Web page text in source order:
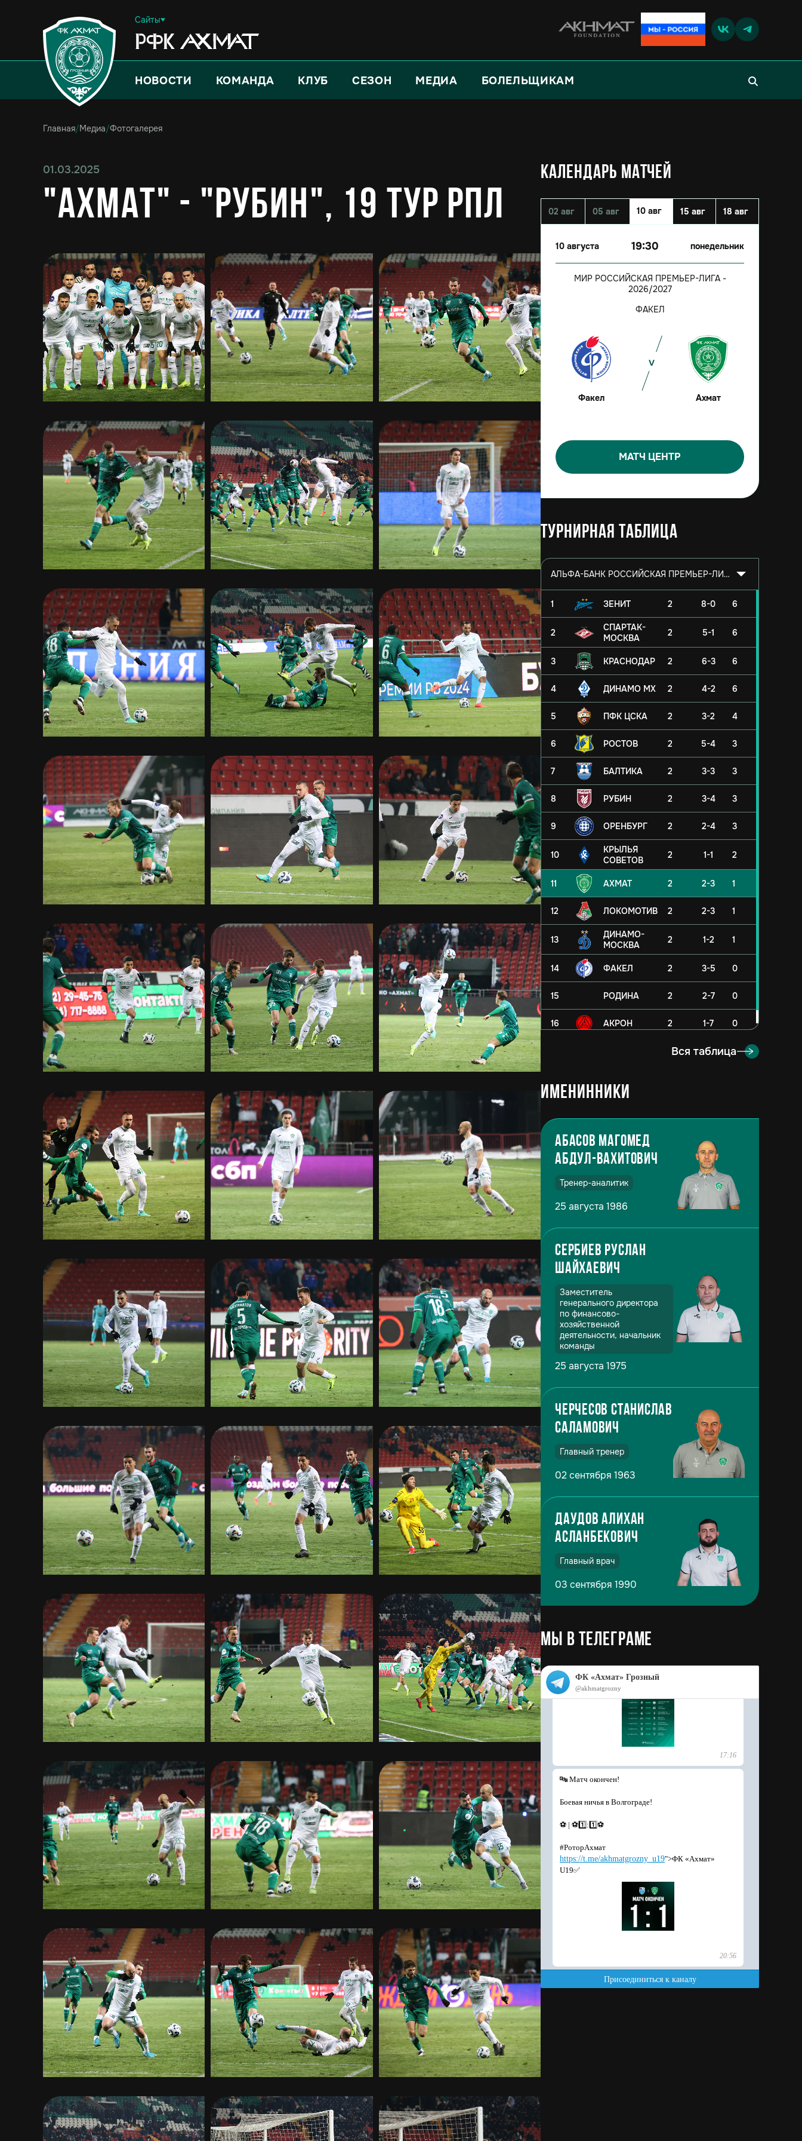
Сайты
НОВОСТИ КОМАНДА КЛУБ СЕЗОН МЕДИА БОЛЕЛЬЩИКАМ
Главная/Медиа/Фотогалерея
КАЛЕНДАРЬ МАТЧЕЙ
02 авг 05 авг 10 авг 15 авг 18 авг
10 августа 19:30 понедельник
МИР РОССИЙСКАЯ ПРЕМЬЕР-ЛИГА -
2026/2027
ФАКЕЛ
Факел Ахмат
МАТЧ ЦЕНТР
Турнирная таблица
АЛЬФА-БАНК РОССИЙСКАЯ ПРЕМЬЕР-ЛИГА 2026/2027
1 ЗЕНИТ 2 8-0 6
2
СПАРТАК-
МОСКВА
2 5-1 6
3 КРАСНОДАР 2 6-3 6
4 ДИНАМО МХ 2 4-2 6
5 ПФК ЦСКА 2 3-2 4
6 РОСТОВ 2 5-4 3
7 БАЛТИКА 2 3-3 3
8 РУБИН 2 3-4 3
9 ОРЕНБУРГ 2 2-4 3
10
КРЫЛЬЯ
СОВЕТОВ
2 1-1 2
11 АХМАТ 2 2-3 1
12 ЛОКОМОТИВ 2 2-3 1
13
ДИНАМО-
МОСКВА
2 1-2 1
14 ФАКЕЛ 2 3-5 0
15 РОДИНА 2 2-7 0
16 АКРОН 2 1-7 0
Вся таблица
Именинники
Абасов Магомед
Абдул-Вахитович
Тренер-аналитик
25 августа 1986
Сербиев Руслан
Шайхаевич
Заместитель
генерального директора
по финансово-
хозяйственной
деятельности, начальник
команды
25 августа 1975
Черчесов Станислав
Саламович
Главный тренер
02 сентября 1963
Даудов Алихан
Асланбекович
Главный врач
03 сентября 1990
МЫ в телеграме
01.03.2025
"Ахмат" - "Рубин", 19 тур РПЛ